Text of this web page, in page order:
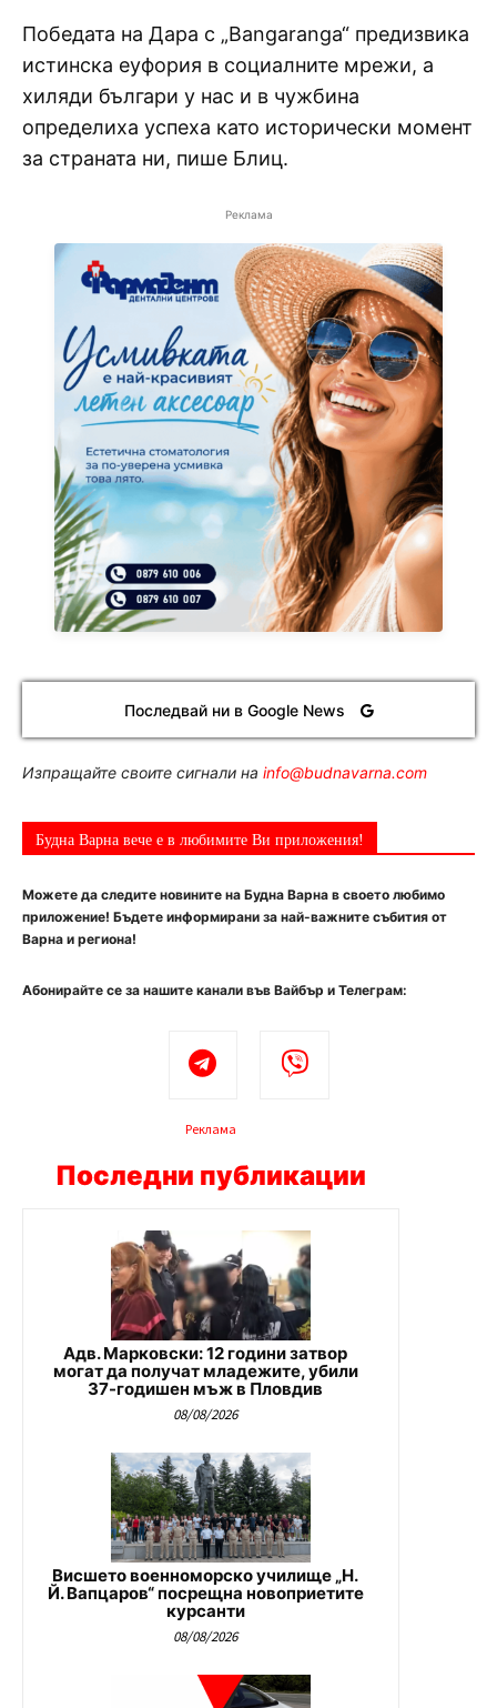
Победата на Дара с „Bangaranga“ предизвика
истинска еуфория в социалните мрежи, а
хиляди българи у нас и в чужбина
определиха успеха като исторически момент
за страната ни, пише Блиц.
Реклама
Последвай ни в Google News
Изпращайте своите сигнали на info@budnavarna.com
Будна Варна вече е в любимите Ви приложения!
Можете да следите новините на Будна Варна в своето любимо
приложение! Бъдете информирани за най-важните събития от
Варна и региона!
Абонирайте се за нашите канали във Вайбър и Телеграм:
Реклама
Последни публикации
Адв. Марковски: 12 години затвор
могат да получат младежите, убили
37-годишен мъж в Пловдив
08/08/2026
Висшето военноморско училище „Н.
Й. Вапцаров“ посрещна новоприетите
курсанти
08/08/2026